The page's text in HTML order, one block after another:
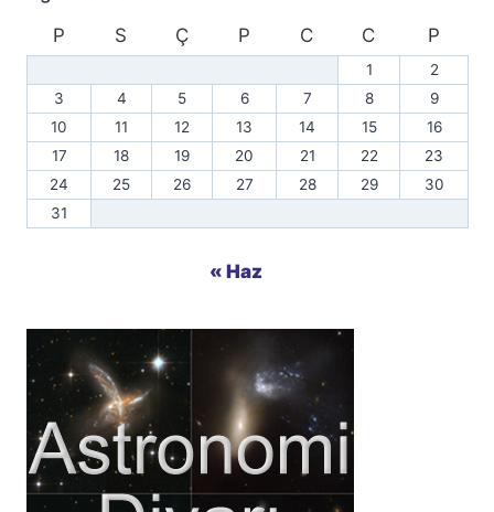
P
S Ç P C C P
1
2
3
4 5 6 7 8
9
10
11 12 13 14 15
16
17
18 19 20 21 22
23
24
25 26 27 28 29
30
31
« Haz